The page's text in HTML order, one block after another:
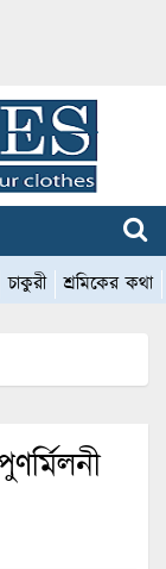
চাকুরী শ্রমিকের কথা